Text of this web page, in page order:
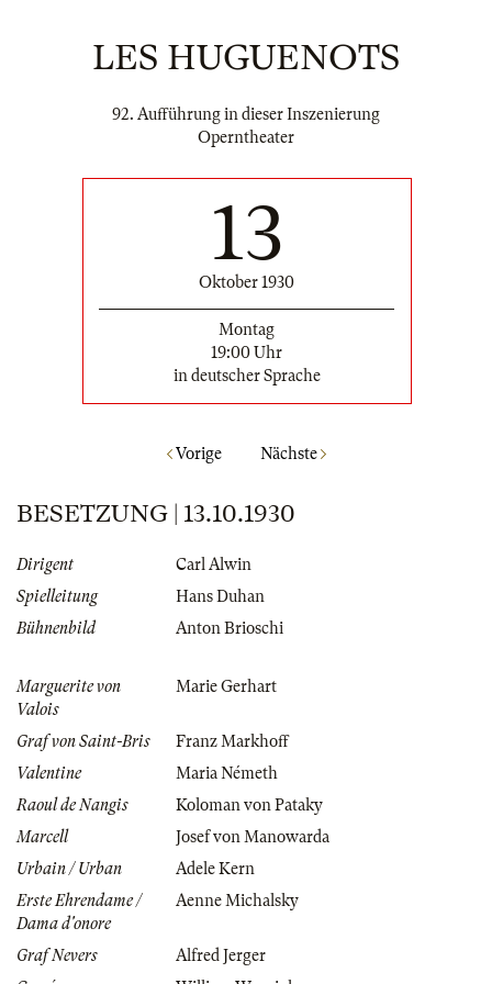
LES HUGUENOTS
92. Aufführung in dieser Inszenierung
Operntheater
13
Oktober 1930
Montag
19:00 Uhr
in deutscher Sprache
Vorige Nächste
BESETZUNG | 13.10.1930
Dirigent
Carl Alwin
Spielleitung
Hans Duhan
Bühnenbild
Anton Brioschi
Marguerite von
Valois
Marie Gerhart
Graf von Saint-Bris
Franz Markhoff
Valentine
Maria Németh
Raoul de Nangis
Koloman von Pataky
Marcell
Josef von Manowarda
Urbain / Urban
Adele Kern
Erste Ehrendame /
Dama d'onore
Aenne Michalsky
Graf Nevers
Alfred Jerger